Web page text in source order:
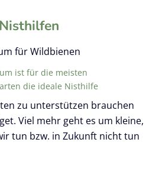
ist für die meisten
die ideale Nisthilfe
zu unterstützen brauchen
Viel mehr geht es um kleine,
tun bzw. in Zukunft nicht tun